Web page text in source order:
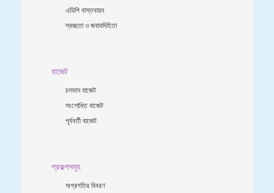
এডিপি বাস্তবায়ন
স্বচ্ছতা ও জবাবদিহিতা
বাজেট
চলমান বাজেট
সংশোধিত বাজেট
পূর্ববর্তী বাজেট
প্রকল্পসমূহ
অগ্রগতির বিবরণ